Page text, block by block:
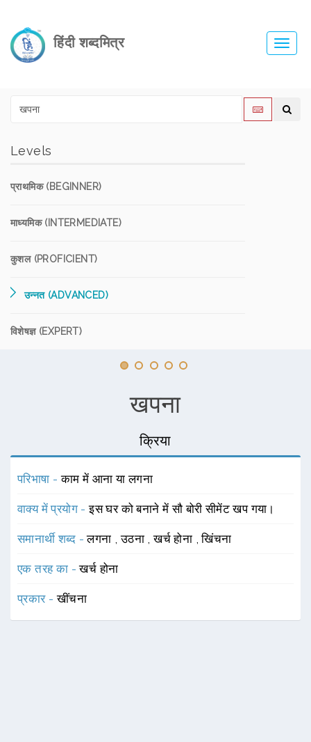
हिंदी शब्दमित्र
Levels
प्राथमिक (BEGINNER)
माध्यमिक (INTERMEDIATE)
कुशल (PROFICIENT)
उन्नत (ADVANCED)
विशेषज्ञ (EXPERT)
खपना
क्रिया
परिभाषा -काम में आना या लगना
वाक्य में प्रयोग -इस घर को बनाने में सौ बोरी सीमेंट खप गया।
समानार्थी शब्द -लगना ,उठना ,खर्च होना ,खिंचना
एक तरह का -खर्च होना
प्रकार -खींचना